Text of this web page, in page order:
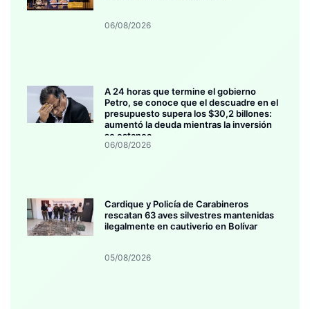
06/08/2026
A 24 horas que termine el gobierno
Petro, se conoce que el descuadre en el
presupuesto supera los $30,2 billones:
aumentó la deuda mientras la inversión
se estanca
06/08/2026
Cardique y Policía de Carabineros
rescatan 63 aves silvestres mantenidas
ilegalmente en cautiverio en Bolívar
05/08/2026